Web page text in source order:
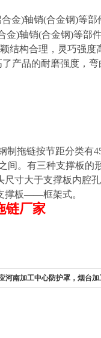
金)轴销(合金钢)等部
金)轴销(合金钢)等部
结构合理，灵巧强
产品的耐磨强度，弯
拖链按节距分类有45
间。有三种支撑板
寸大于支撑板内腔
撑板——框架式。
链厂家
河南加工中心防护罩，烟台加